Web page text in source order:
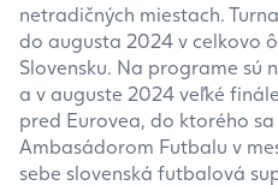
netradičných miestach.
do augusta 2024 v celkovo
Slovensku. Na programe sú
a v auguste 2024 veľké
pred Eurovea, do ktorého
Ambasádorom Futbalu v
sebe slovenská futbalová